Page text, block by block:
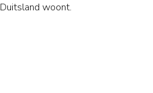
Duitsland woont.